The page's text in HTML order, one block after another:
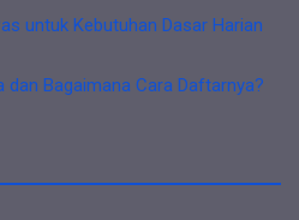
untuk Kebutuhan Dasar Harian
dan Bagaimana Cara Daftarnya?